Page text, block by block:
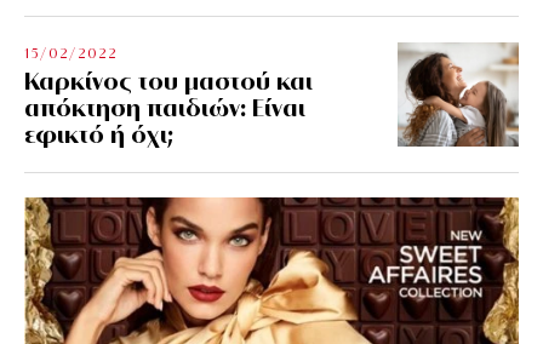
15/02/2022
Καρκίνος του μαστού και
απόκτηση παιδιών: Είναι
εφικτό ή όχι;